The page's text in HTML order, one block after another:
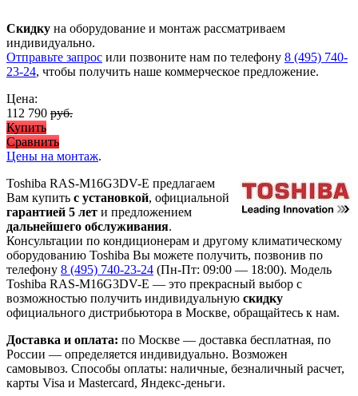
Скидку на оборудование и монтаж рассматриваем
индивидуально.
Отправьте запрос или позвоните нам по телефону 8 (495) 740-
23-24, чтобы получить наше коммерческое предложение.
Цена:
112 790 руб.
Купить
Сравнить
Цены на монтаж.
Toshiba RAS-M16G3DV-E предлагаем
Вам купить с установкой, официальной
гарантией 5 лет и предложением
дальнейшего обслуживания.
Консультации по кондиционерам и другому климатическому
оборудованию Toshiba Вы можете получить, позвонив по
телефону 8 (495) 740-23-24 (Пн-Пт: 09:00 — 18:00). Модель
Toshiba RAS-M16G3DV-E — это прекрасный выбор с
возможностью получить индивидуальную скидку
официального дистрибьютора в Москве, обращайтесь к нам.
Доставка и оплата: по Москве — доставка бесплатная, по
России — определяется индивидуально. Возможен
самовывоз. Способы оплаты: наличные, безналичный расчет,
карты Visa и Mastercard, Яндекс-деньги.